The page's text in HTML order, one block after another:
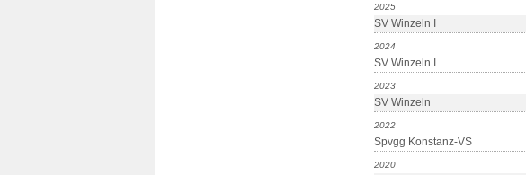
2025
SV Winzeln I
2024
SV Winzeln I
2023
SV Winzeln
2022
Spvgg Konstanz-VS
2020